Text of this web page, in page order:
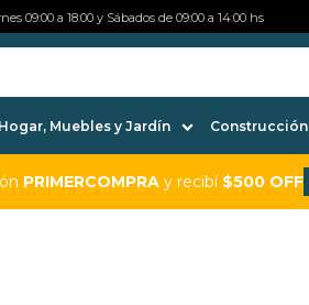
Hogar, Muebles y Jardín Construcción
09:00 a 18:00 y Sábados de 09:00 a 14:00 hs
PRIMERCOMPRA y recibí $500 OFF